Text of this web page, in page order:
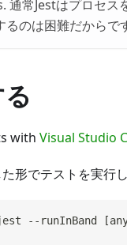
常Jestはプロセス
のは困難だからで
with Visual Studio
形でテストを実行し
--runInBand [